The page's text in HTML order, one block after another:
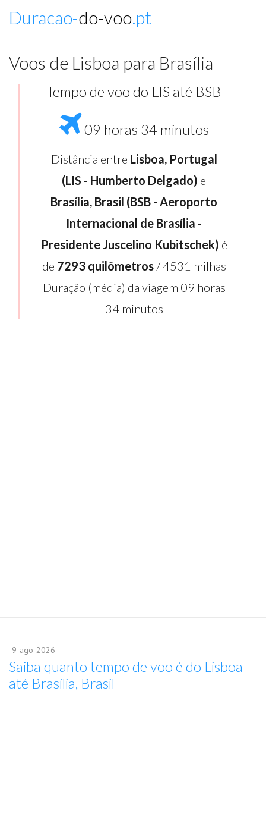
Duracao-do-voo.pt
Voos de Lisboa para Brasília
Tempo de voo do LIS até BSB
09 horas 34 minutos
Distância entre Lisboa, Portugal
(LIS - Humberto Delgado) e
Brasília, Brasil (BSB - Aeroporto
Internacional de Brasília -
Presidente Juscelino Kubitschek) é
de 7293 quilômetros/ 4531 milhas
Duração (média) da viagem 09 horas
34 minutos
9 ago 2026
Saiba quanto tempo de voo é do Lisboa
até Brasília, Brasil